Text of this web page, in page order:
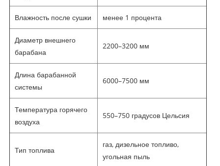
Влажность после сушки менее 1 процента
Диаметр внешнего
барабана
2200–3200 мм
Длина барабанной
системы
6000–7500 мм
Температура горячего
воздуха
550–750 градусов Цельсия
Тип топлива
газ, дизельное топливо,
угольная пыль